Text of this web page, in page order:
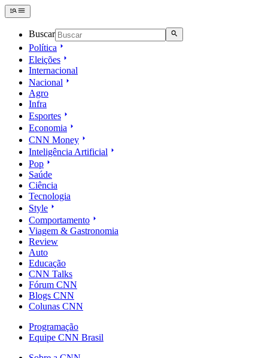
Buscar
Política
Eleições
Internacional
Nacional
Agro
Infra
Esportes
Economia
CNN Money
Inteligência Artificial
Pop
Saúde
Ciência
Tecnologia
Style
Comportamento
Viagem & Gastronomia
Review
Auto
Educação
CNN Talks
Fórum CNN
Blogs CNN
Colunas CNN
Programação
Equipe CNN Brasil